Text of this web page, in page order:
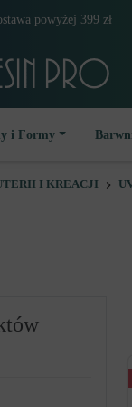
powyżej 399 zł
i Formy
I KREACJI